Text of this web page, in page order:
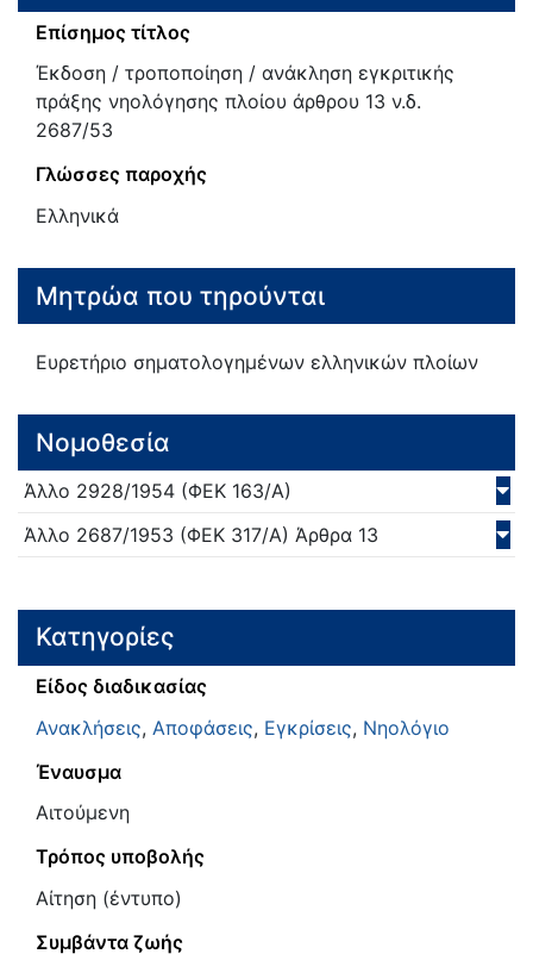
Επίσημος τίτλος
Έκδοση / τροποποίηση / ανάκληση εγκριτικής
πράξης νηολόγησης πλοίου άρθρου 13 ν.δ.
2687/53
Γλώσσες παροχής
Ελληνικά
Μητρώα που τηρούνται
Ευρετήριο σηματολογημένων ελληνικών πλοίων
Νομοθεσία
Άλλο 2928/1954 (ΦΕΚ 163/Α)
Άλλο 2687/1953 (ΦΕΚ 317/Α) Άρθρα 13
Κατηγορίες
Είδος διαδικασίας
Ανακλήσεις, Αποφάσεις, Εγκρίσεις, Νηολόγιο
Έναυσμα
Αιτούμενη
Τρόπος υποβολής
Αίτηση (έντυπο)
Συμβάντα ζωής